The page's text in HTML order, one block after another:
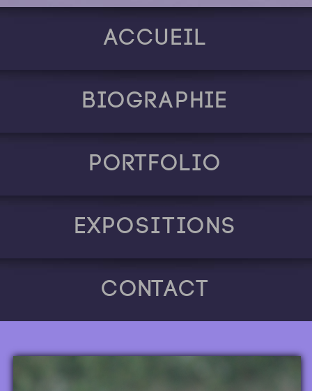
Accueil
Biographie
Portfolio
Expositions
Contact